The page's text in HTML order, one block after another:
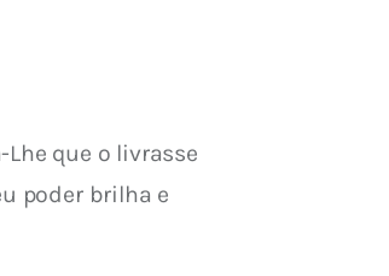
que o livrasse
poder brilha e